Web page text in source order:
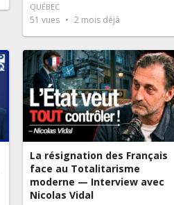
QUÉBEC
51 vues 2 mois déjà
La résignation des Français
face au Totalitarisme
moderne — Interview avec
Nicolas Vidal